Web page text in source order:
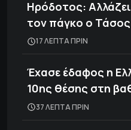
Ηρόδοτος:
τον πάγκο ο
17 ΛΕΠΤΑ ΠΡΙΝ
Έχασε έδαφος η
10ης θέσης στη
37 ΛΕΠΤΑ ΠΡΙΝ